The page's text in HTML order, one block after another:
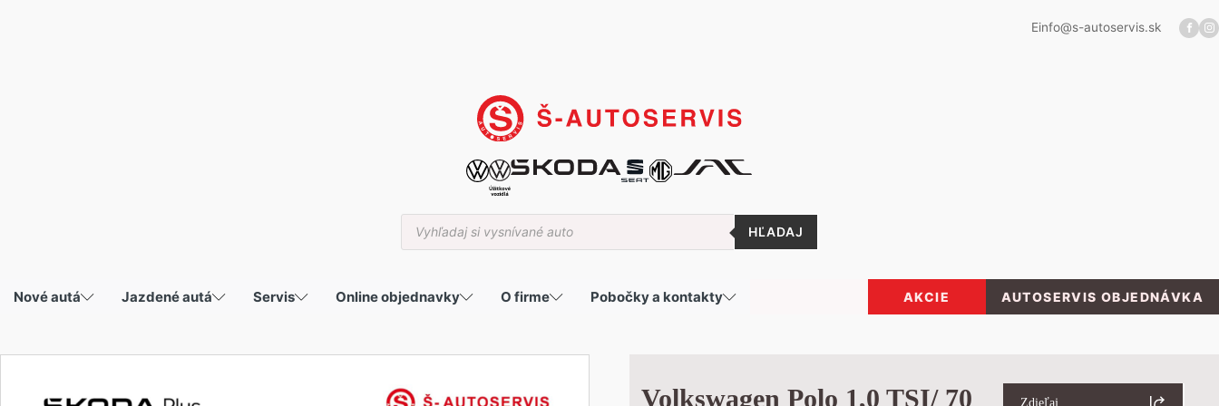
Einfo@s-autoservis.sk
Products
search
Nové autá Jazdené autá Servis Online objednavky O firme Pobočky a kontakty AKCIE AUTOSERVIS OBJEDNÁVKA
Volkswagen Polo 1,0 TSI/ 70
Zdieľaj